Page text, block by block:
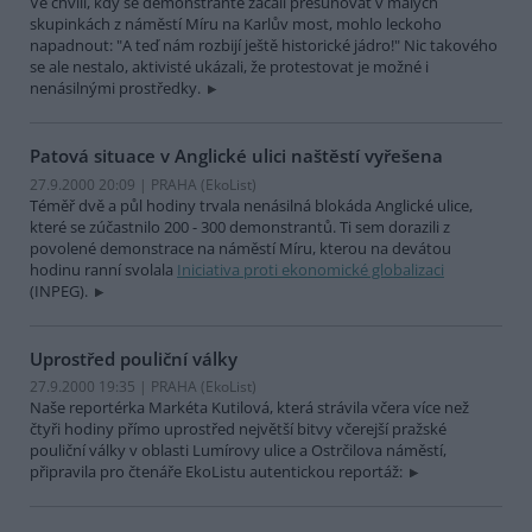
skupinkách z náměstí Míru na Karlův most, mohlo leckoho
napadnout: "A teď nám rozbijí ještě historické jádro!" Nic takového
se ale nestalo, aktivisté ukázali, že protestovat je možné i
nenásilnými prostředky.
Patová situace v Anglické ulici naštěstí vyřešena
27.9.2000 20:09 | PRAHA (EkoList)
Téměř dvě a půl hodiny trvala nenásilná blokáda Anglické ulice,
které se zúčastnilo 200 - 300 demonstrantů. Ti sem dorazili z
povolené demonstrace na náměstí Míru, kterou na devátou
hodinu ranní svolala Iniciativa proti ekonomické globalizaci
(INPEG).
Uprostřed pouliční války
27.9.2000 19:35 | PRAHA (EkoList)
Naše reportérka Markéta Kutilová, která strávila včera více než
čtyři hodiny přímo uprostřed největší bitvy včerejší pražské
pouliční války v oblasti Lumírovy ulice a Ostrčilova náměstí,
připravila pro čtenáře EkoListu autentickou reportáž: